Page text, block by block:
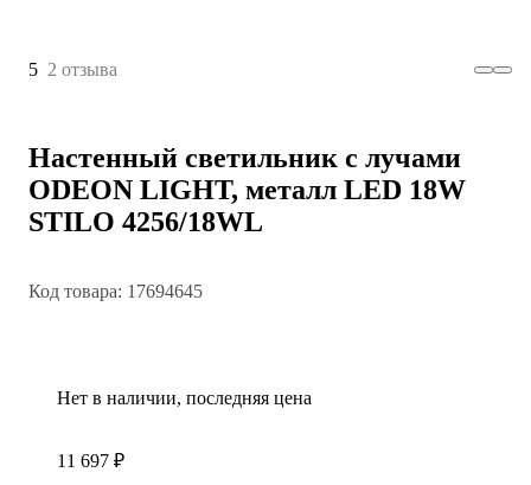
5 2 отзыва
Настенный светильник с лучами
ODEON LIGHT, металл LED 18W
STILO 4256/18WL
Код товара: 17694645
Нет в наличии, последняя цена
11 697 ₽